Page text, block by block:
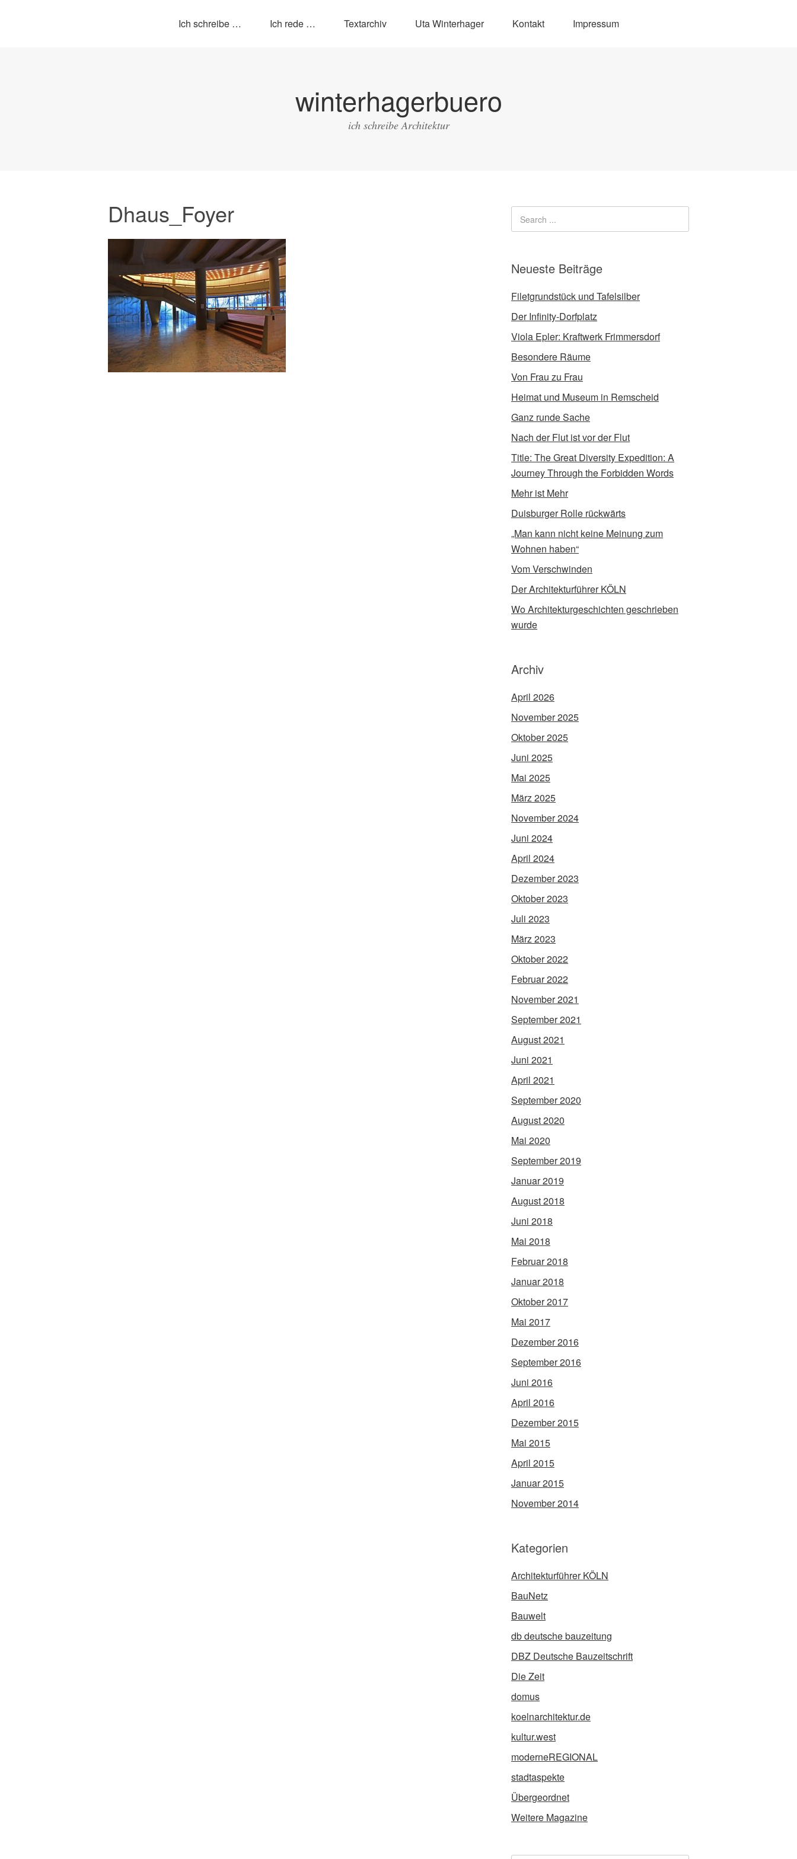
Ich schreibe … Ich rede … Textarchiv Uta Winterhager Kontakt Impressum
winterhagerbuero
ich schreibe Architektur
Dhaus_Foyer
Neueste Beiträge
Filetgrundstück und Tafelsilber
Der Infinity-Dorfplatz
Viola Epler: Kraftwerk Frimmersdorf
Besondere Räume
Von Frau zu Frau
Heimat und Museum in Remscheid
Ganz runde Sache
Nach der Flut ist vor der Flut
Title: The Great Diversity Expedition: A
Journey Through the Forbidden Words
Mehr ist Mehr
Duisburger Rolle rückwärts
„Man kann nicht keine Meinung zum
Wohnen haben“
Vom Verschwinden
Der Architekturführer KÖLN
Wo Architekturgeschichten geschrieben
wurde
Archiv
April 2026
November 2025
Oktober 2025
Juni 2025
Mai 2025
März 2025
November 2024
Juni 2024
April 2024
Dezember 2023
Oktober 2023
Juli 2023
März 2023
Oktober 2022
Februar 2022
November 2021
September 2021
August 2021
Juni 2021
April 2021
September 2020
August 2020
Mai 2020
September 2019
Januar 2019
August 2018
Juni 2018
Mai 2018
Februar 2018
Januar 2018
Oktober 2017
Mai 2017
Dezember 2016
September 2016
Juni 2016
April 2016
Dezember 2015
Mai 2015
April 2015
Januar 2015
November 2014
Kategorien
Architekturführer KÖLN
BauNetz
Bauwelt
db deutsche bauzeitung
DBZ Deutsche Bauzeitschrift
Die Zeit
domus
koelnarchitektur.de
kultur.west
moderneREGIONAL
stadtaspekte
Übergeordnet
Weitere Magazine